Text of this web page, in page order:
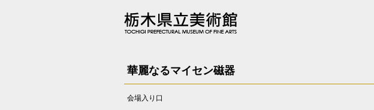
華麗なるマイセン磁器
会場入り口